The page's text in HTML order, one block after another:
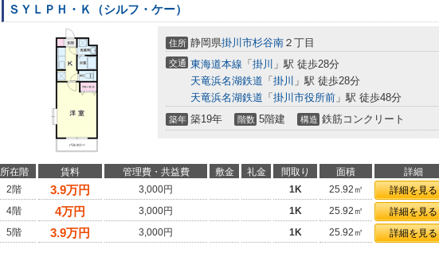
ＳＹＬＰＨ・Ｋ（シルフ・ケー）
住所 静岡県掛川市杉谷南 ２丁目
交通 東海道本線 「 掛川 」駅 徒歩28分
天竜浜名湖鉄道 「 掛川 」駅 徒歩28分
天竜浜名湖鉄道 「 掛川市役所前 」駅 徒歩48分
築年 築19年 階数 5階建 構造 鉄筋コンクリート
所在階 賃料 管理費・共益費 敷金 礼金 間取り 面積 詳細
2階
3.9万円 3,000円 1K 25.92㎡ 詳細を見る
4階
4万円 3,000円 1K 25.92㎡ 詳細を見る
5階
3.9万円 3,000円 1K 25.92㎡ 詳細を見る